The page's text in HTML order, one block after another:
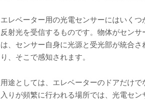
エレベーター用の光電センサーにはいく
反射光を受信するものです。物体がセン
は、センサー自身に光源と受光部が統合
り、そこで感知されます。
用途としては、エレベーターのドアだけ
入りが頻繁に行われる場所では、光電セ